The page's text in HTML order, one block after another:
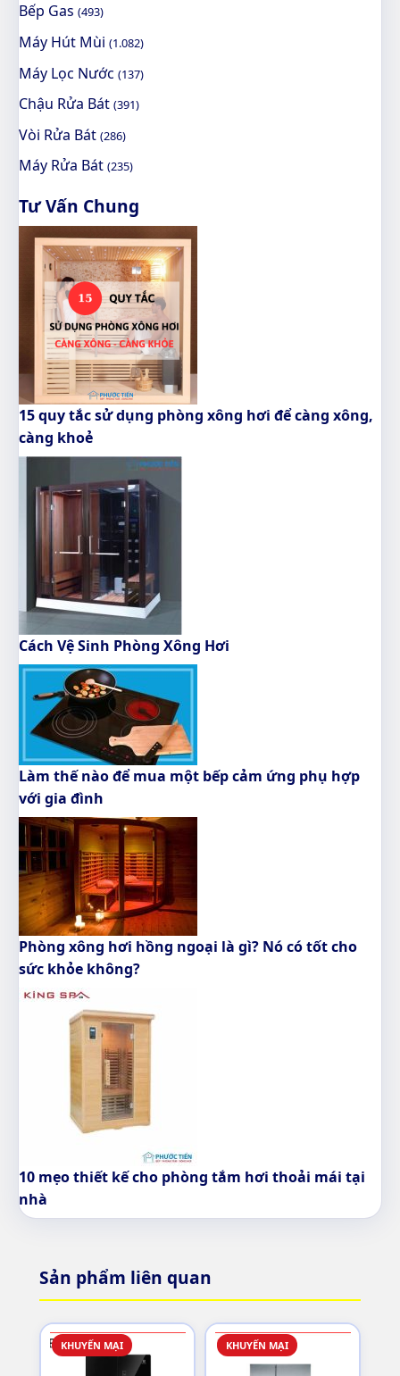
Bếp Gas (493)
Máy Hút Mùi (1.082)
Máy Lọc Nước (137)
Chậu Rửa Bát (391)
Vòi Rửa Bát (286)
Máy Rửa Bát (235)
Tư Vấn Chung
15 quy tắc sử dụng phòng xông hơi để càng xông,
càng khoẻ
Cách Vệ Sinh Phòng Xông Hơi
Làm thế nào để mua một bếp cảm ứng phụ hợp
với gia đình
Phòng xông hơi hồng ngoại là gì? Nó có tốt cho
sức khỏe không?
10 mẹo thiết kế cho phòng tắm hơi thoải mái tại
nhà
Sản phẩm liên quan
KHUYẾN MẠI KHUYẾN MẠI